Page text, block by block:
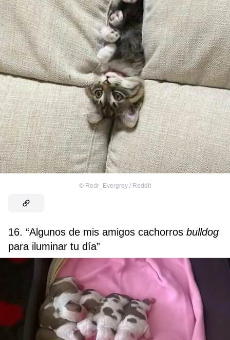
© Redr_Evergrey / Reddit
16. “Algunos de mis amigos cachorros bulldog
para iluminar tu día”